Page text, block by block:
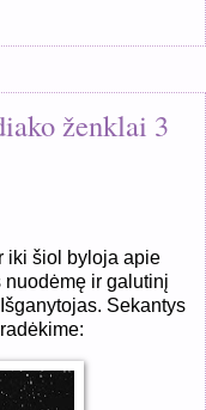
ženklai 3
iki šiol byloja apie
ir galutinį
Sekantys